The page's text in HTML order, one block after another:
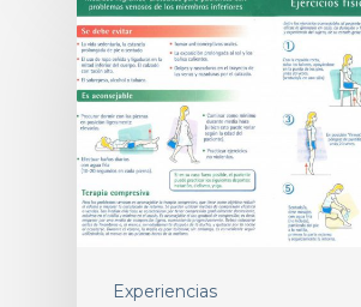
Experiencias